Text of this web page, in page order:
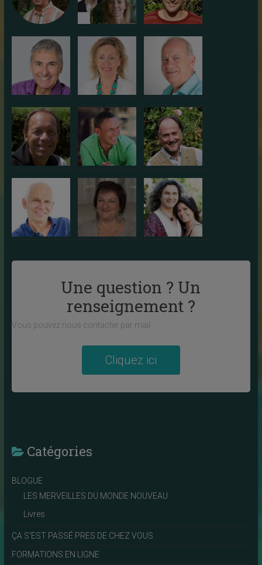
Une question ? Un
renseignement ?
Vous pouvez nous contacter par mail :
Cliquez ici
Catégories
BLOGUE
LES MERVEILLES DU MONDE NOUVEAU
Livres
ÇA S'EST PASSÉ PRES DE CHEZ VOUS
FORMATIONS EN LIGNE